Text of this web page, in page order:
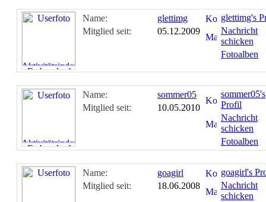
Name:
glettimg
Mitglied seit:
05.12.2009
glettimg's
Nachricht
schicken
Fotoalben
Name:
sommer05
Mitglied seit:
10.05.2010
sommer05's
Profil
Nachricht
schicken
Fotoalben
Name:
goagirl
Mitglied seit:
18.06.2008
goagirl's
Nachricht
schicken